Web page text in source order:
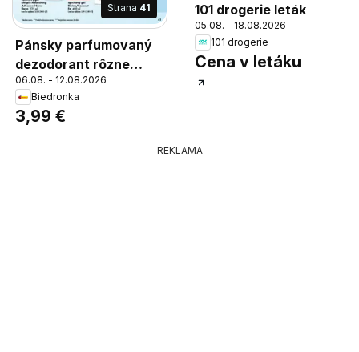
Strana 41
Pánsky parfumovaný
dezodorant rôzne
druhy Adidas 75 ml,
Pánsky parfumovaný
dezodorant rôzne
06.08. - 12.08.2026
Biedronka
3,99 €
101 drogerie leták
05.08. - 18.08.2026
101 drogerie
Cena v letáku
REKLAMA